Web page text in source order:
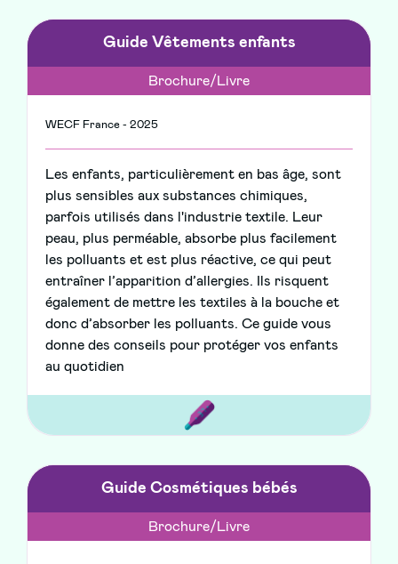
Guide Vêtements enfants
Brochure/Livre
WECF France - 2025
Les enfants, particulièrement en bas âge, sont
plus sensibles aux substances chimiques,
parfois utilisés dans l'industrie textile. Leur
peau, plus perméable, absorbe plus facilement
les polluants et est plus réactive, ce qui peut
entraîner l’apparition d’allergies. Ils risquent
également de mettre les textiles à la bouche et
donc d’absorber les polluants. Ce guide vous
donne des conseils pour protéger vos enfants
au quotidien
Guide Cosmétiques bébés
Brochure/Livre